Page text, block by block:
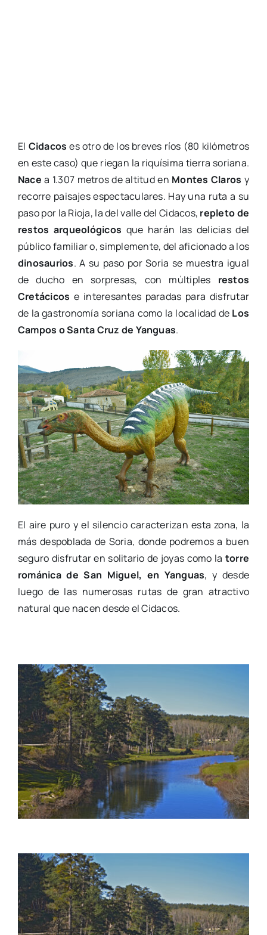
El Cidacos es otro de los breves ríos (80 kilómetros
en este caso) que riegan la riquísima tierra soriana.
Nace a 1.307 metros de altitud en Montes Claros y
recorre paisajes espectaculares. Hay una ruta a su
paso por la Rioja, la del valle del Cidacos, repleto de
restos arqueológicos que harán las delicias del
público familiar o, simplemente, del aficionado a los
dinosaurios. A su paso por Soria se muestra igual
de ducho en sorpresas, con múltiples restos
Cretácicos e interesantes paradas para disfrutar
de la gastronomía soriana como la localidad de Los
Campos o Santa Cruz de Yanguas.
El aire puro y el silencio caracterizan esta zona, la
más despoblada de Soria, donde podremos a buen
seguro disfrutar en solitario de joyas como la torre
románica de San Miguel, en Yanguas, y desde
luego de las numerosas rutas de gran atractivo
natural que nacen desde el Cidacos.